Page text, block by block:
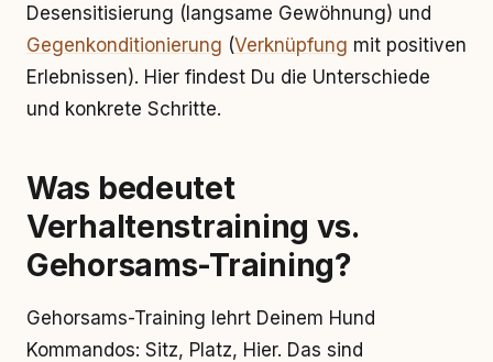
Desensitisierung (langsame Gewöhnung) und
Gegenkonditionierung (Verknüpfung mit positiven
Erlebnissen). Hier findest Du die Unterschiede
und konkrete Schritte.
Was bedeutet
Verhaltenstraining vs.
Gehorsams-Training?
Gehorsams-Training lehrt Deinem Hund
Kommandos: Sitz, Platz, Hier. Das sind